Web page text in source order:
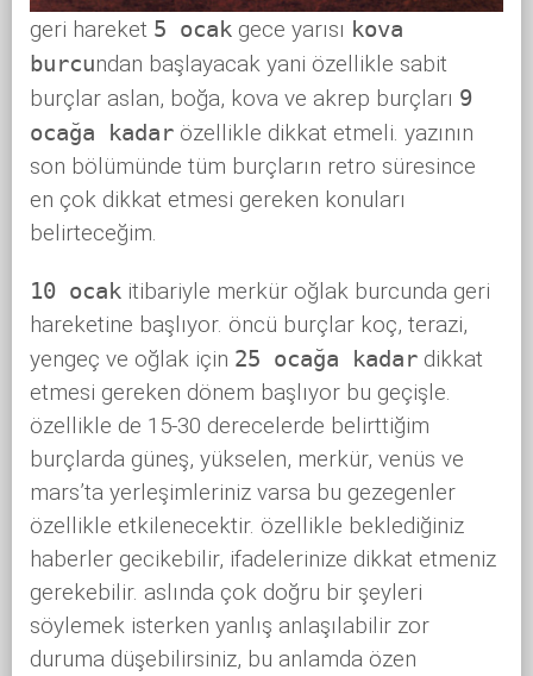
geri hareket 5 ocak gece yarısı kova
burcundan başlayacak yani özellikle sabit
burçlar aslan, boğa, kova ve akrep burçları 9
ocağa kadar özellikle dikkat etmeli. yazının
son bölümünde tüm burçların retro süresince
en çok dikkat etmesi gereken konuları
belirteceğim.
10 ocak itibariyle merkür oğlak burcunda geri
hareketine başlıyor. öncü burçlar koç, terazi,
yengeç ve oğlak için 25 ocağa kadar dikkat
etmesi gereken dönem başlıyor bu geçişle.
özellikle de 15-30 derecelerde belirttiğim
burçlarda güneş, yükselen, merkür, venüs ve
mars’ta yerleşimleriniz varsa bu gezegenler
özellikle etkilenecektir. özellikle beklediğiniz
haberler gecikebilir, ifadelerinize dikkat etmeniz
gerekebilir. aslında çok doğru bir şeyleri
söylemek isterken yanlış anlaşılabilir zor
duruma düşebilirsiniz, bu anlamda özen